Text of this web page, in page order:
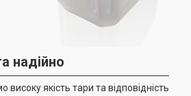
надійно
високу якість тари та відповідність